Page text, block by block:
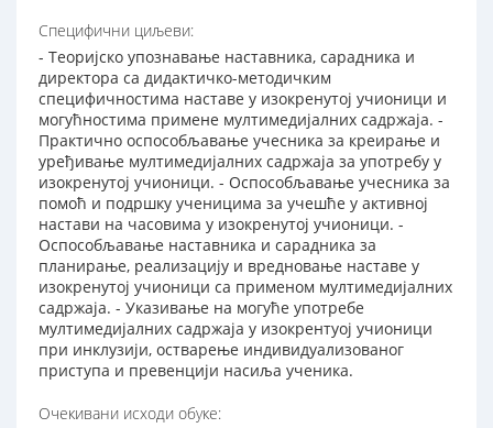
Специфични циљеви:
- Теоријско упознавање наставника, сарадника и
директора са дидактичко-методичким
специфичностима наставе у изокренутој учионици и
могућностима примене мултимедијалних садржаја. -
Практично оспособљавање учесника за креирање и
уређивање мултимедијалних садржаја за употребу у
изокренутој учионици. - Оспособљавање учесника за
помоћ и подршку ученицима за учешће у активној
настави на часовима у изокренутој учионици. -
Оспособљавање наставника и сарадника за
планирање, реализацију и вредновање наставе у
изокренутој учионици са применом мултимедијалних
садржаја. - Указивање на могуће употребе
мултимедијалних садржаја у изокрентуој учионици
при инклузији, остварење индивидуализованог
приступа и превенцији насиља ученика.
Очекивани исходи обуке: